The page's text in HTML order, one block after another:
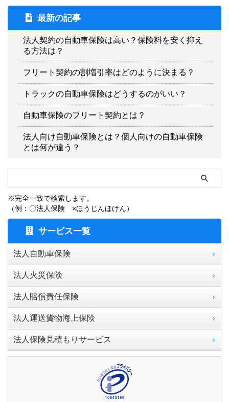
最新の記事
法人契約の自動車保険は高い？保険料を安く抑え
る方法は？
フリート契約の割増引率はどのように決まる？
トラックの自動車保険はどうするのがいい？
自動車保険のフリート契約とは？
法人向け自動車保険とは？個人向けの自動車保険
とは何が違う？
※完全一致で検索します。
（例：〇法人保険 ×ほうじんほけん）
サービス一覧
法人自動車保険
法人火災保険
法人賠償責任保険
法人運送貨物海上保険
法人保険見積もりサービス